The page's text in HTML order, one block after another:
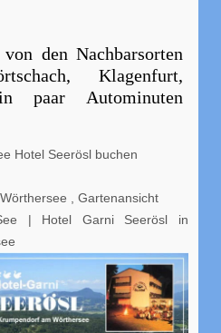
den Nachbarsorten
Klagenfurt,
paar Autominuten
| Hotel Garni Seerösl in